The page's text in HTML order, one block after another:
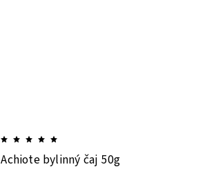
Achiote bylinný čaj 50g